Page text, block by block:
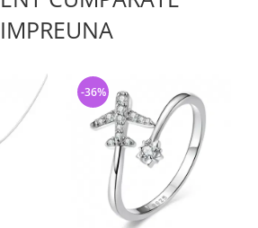
IMPREUNA
-36%